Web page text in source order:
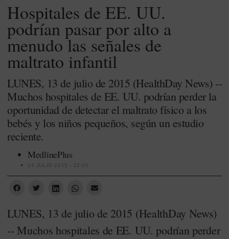
Hospitales de EE. UU.
podrían pasar por alto a
menudo las señales de
maltrato infantil
LUNES, 13 de julio de 2015 (HealthDay News) --
Muchos hospitales de EE. UU. podrían perder la
oportunidad de detectar el maltrato físico a los
bebés y los niños pequeños, según un estudio
reciente.
MedlinePlus
14 JULIO 2015 - 22:00
LUNES, 13 de julio de 2015 (HealthDay News)
-- Muchos hospitales de EE. UU. podrían perder